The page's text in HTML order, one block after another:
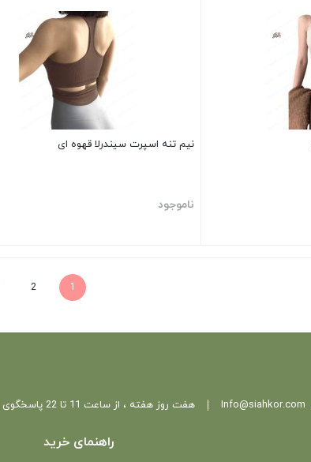
نیم تنه اسپرت سیندرلا قهوه ای
ناموجود
1
2
Info@siahkor.com هفت روز هفته ، از ساعت 11 تا 22 پاسخگوی شما هستیم.
راهنمای خرید